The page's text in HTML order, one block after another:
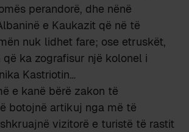
perandorë, dhe nënë
e Kaukazit që në të
nuk lidhet fare; ose etruskët,
që ka zografisur një kolonel i
Kastriotin…
e kanë bërë zakon të
botojnë artikuj nga më të
vizitorë e turistë të rastit